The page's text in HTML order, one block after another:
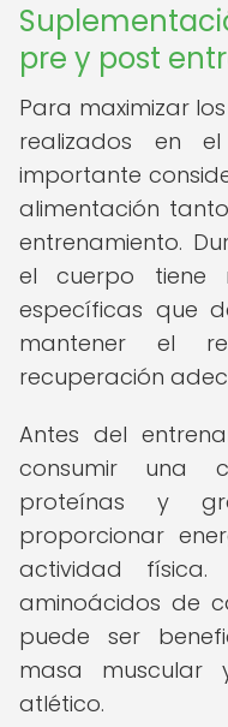
pre y post
Para maximizar
realizados en
importante
alimentación
entrenamiento.
el cuerpo tiene
específicas que
mantener el
recuperación
Antes del
consumir una
proteínas y
proporcionar
actividad física.
aminoácidos de
puede ser
masa muscular
atlético.